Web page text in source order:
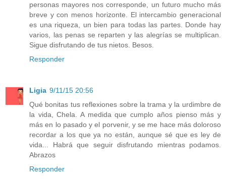
personas mayores nos corresponde, un futuro mucho más
breve y con menos horizonte. El intercambio generacional
es una riqueza, un bien para todas las partes. Donde hay
varios, las penas se reparten y las alegrías se multiplican.
Sigue disfrutando de tus nietos. Besos.
Responder
Ligia 9/11/15 20:56
Qué bonitas tus reflexiones sobre la trama y la urdimbre de
la vida, Chela. A medida que cumplo años pienso más y
más en lo pasado y el porvenir, y se me hace más doloroso
recordar a los que ya no están, aunque sé que es ley de
vida... Habrá que seguir disfrutando mientras podamos.
Abrazos
Responder